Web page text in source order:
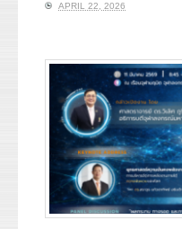
APRIL 22, 2026